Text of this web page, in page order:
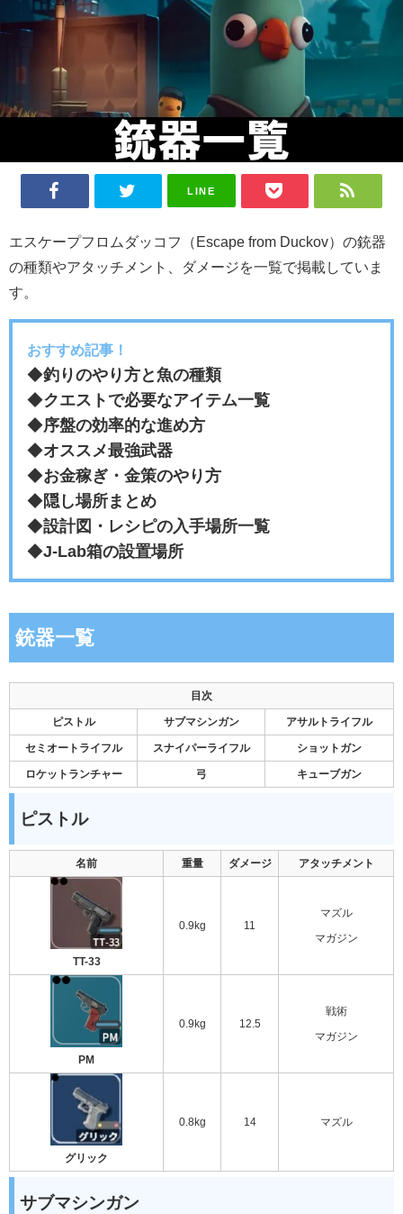
LINE
エスケープフロムダッコフ（Escape from Duckov）の銃器
の種類やアタッチメント、ダメージを一覧で掲載していま
す。
おすすめ記事！
◆釣りのやり方と魚の種類
◆クエストで必要なアイテム一覧
◆序盤の効率的な進め方
◆オススメ最強武器
◆お金稼ぎ・金策のやり方
◆隠し場所まとめ
◆設計図・レシピの入手場所一覧
◆J-Lab箱の設置場所
銃器一覧
目次
ピストル サブマシンガン アサルトライフル
セミオートライフル スナイパーライフル ショットガン
ロケットランチャー 弓 キューブガン
ピストル
名前 重量 ダメージ アタッチメント
TT-33
0.9kg 11
マズル
マガジン
PM
0.9kg 12.5
戦術
マガジン
グリック
0.8kg 14 マズル
サブマシンガン